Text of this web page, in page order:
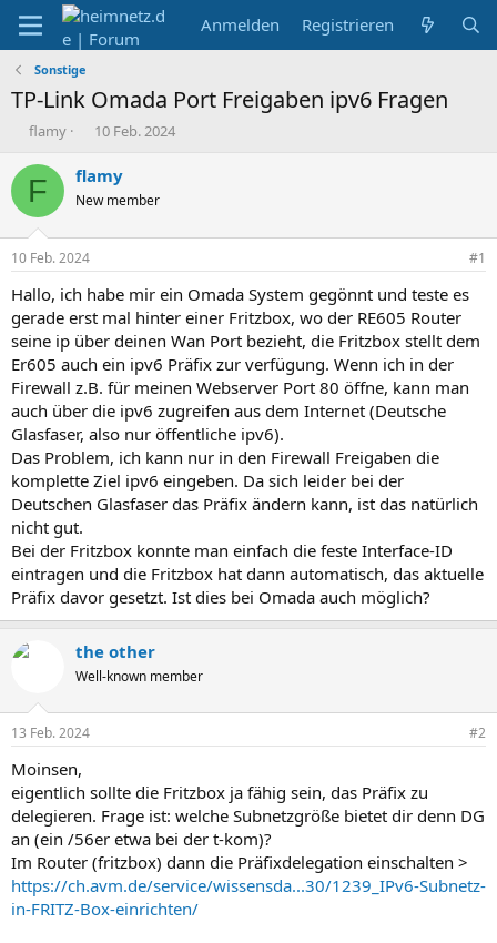
Anmelden Registrieren
Sonstige
TP-Link Omada Port Freigaben ipv6 Fragen
E
s
e
r
flamy
E
s
e
t
a
m
10 Feb. 2024
F flamy
New member
10 Feb. 2024 #1
Hallo, ich habe mir ein Omada System gegönnt und teste es
gerade erst mal hinter einer Fritzbox, wo der RE605 Router
seine ip über deinen Wan Port bezieht, die Fritzbox stellt dem
Er605 auch ein ipv6 Präfix zur verfügung. Wenn ich in der
Firewall z.B. für meinen Webserver Port 80 öffne, kann man
auch über die ipv6 zugreifen aus dem Internet (Deutsche
Glasfaser, also nur öffentliche ipv6).
Das Problem, ich kann nur in den Firewall Freigaben die
komplette Ziel ipv6 eingeben. Da sich leider bei der
Deutschen Glasfaser das Präfix ändern kann, ist das natürlich
nicht gut.
Bei der Fritzbox konnte man einfach die feste Interface-ID
eintragen und die Fritzbox hat dann automatisch, das aktuelle
Präfix davor gesetzt. Ist dies bei Omada auch möglich?
the other
Well-known member
13 Feb. 2024 #2
Moinsen,
eigentlich sollte die Fritzbox ja fähig sein, das Präfix zu
delegieren. Frage ist: welche Subnetzgröße bietet dir denn DG
an (ein /56er etwa bei der t-kom)?
Im Router (fritzbox) dann die Präfixdelegation einschalten >
https://ch.avm.de/service/wissensda...30/1239_IPv6-Subnetz-
in-FRITZ-Box-einrichten/